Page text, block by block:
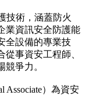
技術，涵蓋防火
業資訊安全防護能
全設備的專業技
事資安工程師、
爭力。
Associate）為資安